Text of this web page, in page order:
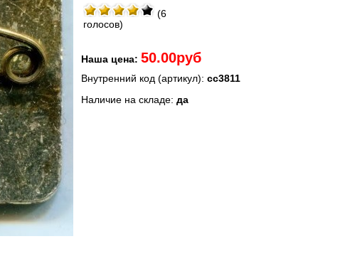
(6
голосов)
Наша цена: 50.00руб
Внутренний код (артикул): сс3811
Наличие на складе: да